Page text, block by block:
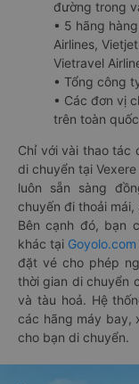
đường trong
• 5 hãng
Airlines,
Vietravel
• Tổng công
• Các đơn vị
trên toàn
Chỉ với vài thao tác
di chuyển tại
luôn sẵn sàng
chuyến đi thoải
Bên cạnh đó, bạn
khác tại Goyolo.com
đặt vé cho phép
thời gian di chuyển
và tàu hoả. Hệ
các hãng máy bay,
cho bạn di chuyển.